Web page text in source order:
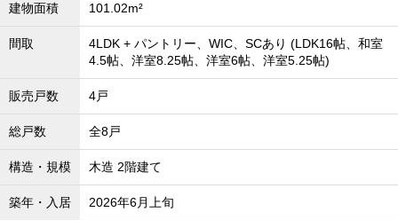
建物面積 101.02m²
間取
4LDK + パントリー、WIC、SCあり (LDK16帖、和室
4.5帖、洋室8.25帖、洋室6帖、洋室5.25帖)
販売戸数 4戸
総戸数 全8戸
構造・規模 木造 2階建て
築年・入居 2026年6月上旬